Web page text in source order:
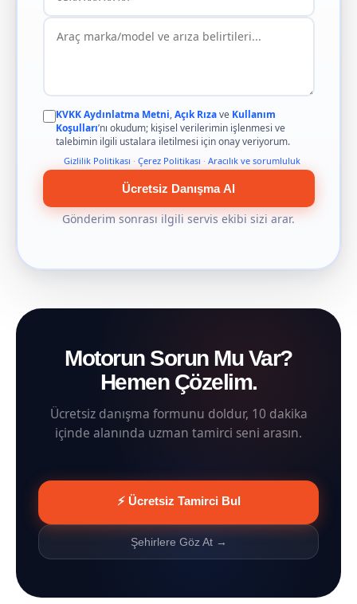
KVKK Aydınlatma Metni,Açık Rızave Kullanım
Koşulları’nı okudum; kişisel verilerimin işlenmesi ve
talebimin ilgili ustalara iletilmesi için onay veriyorum.
Gizlilik Politikası · Çerez Politikası · Aracılık ve sorumluluk
Ücretsiz Danışma Al
Gönderim sonrası ilgili servis ekibi sizi arar.
Motorun Sorun Mu Var?
Hemen Çözelim.
Ücretsiz danışma formunu doldur, 10 dakika
içinde alanında uzman tamirci seni arasın.
⚡ Ücretsiz Tamirci Bul
Şehirlere Göz At →